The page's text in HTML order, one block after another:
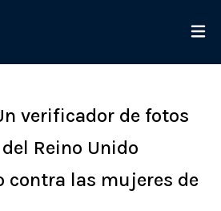
verificador de fotos
Reino Unido
contra las mujeres de